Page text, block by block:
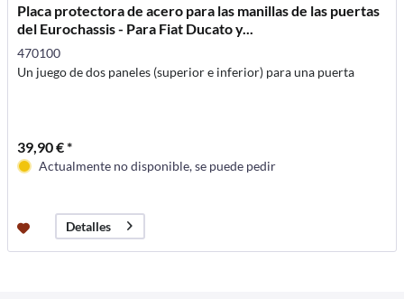
Placa protectora de acero para las manillas de las puertas
del Eurochassis - Para Fiat Ducato y...
470100
Un juego de dos paneles (superior e inferior) para una puerta
39,90 € *
Actualmente no disponible, se puede pedir
Detalles